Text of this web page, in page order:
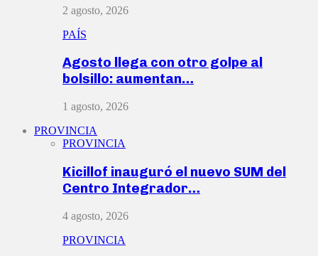
2 agosto, 2026
PAÍS
Agosto llega con otro golpe al
bolsillo: aumentan…
1 agosto, 2026
PROVINCIA
PROVINCIA
Kicillof inauguró el nuevo SUM del
Centro Integrador…
4 agosto, 2026
PROVINCIA